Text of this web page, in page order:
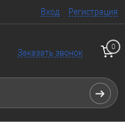
Вход Регистрация
Заказать звонок
0